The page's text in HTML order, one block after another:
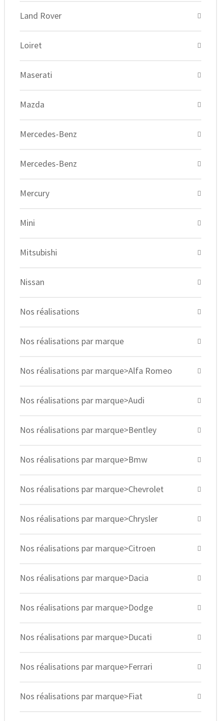
Land Rover
Loiret
Maserati
Mazda
Mercedes-Benz
Mercedes-Benz
Mercury
Mini
Mitsubishi
Nissan
Nos réalisations
Nos réalisations par marque
Nos réalisations par marque>Alfa Romeo
Nos réalisations par marque>Audi
Nos réalisations par marque>Bentley
Nos réalisations par marque>Bmw
Nos réalisations par marque>Chevrolet
Nos réalisations par marque>Chrysler
Nos réalisations par marque>Citroen
Nos réalisations par marque>Dacia
Nos réalisations par marque>Dodge
Nos réalisations par marque>Ducati
Nos réalisations par marque>Ferrari
Nos réalisations par marque>Fiat